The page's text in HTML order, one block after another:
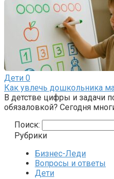
Дети 0
Как увлечь дошкольника
В детстве цифры и задачи
обязаловкой? Сегодня
Поиск:
Рубрики
Бизнес-Леди
Вопросы и ответы
Дети